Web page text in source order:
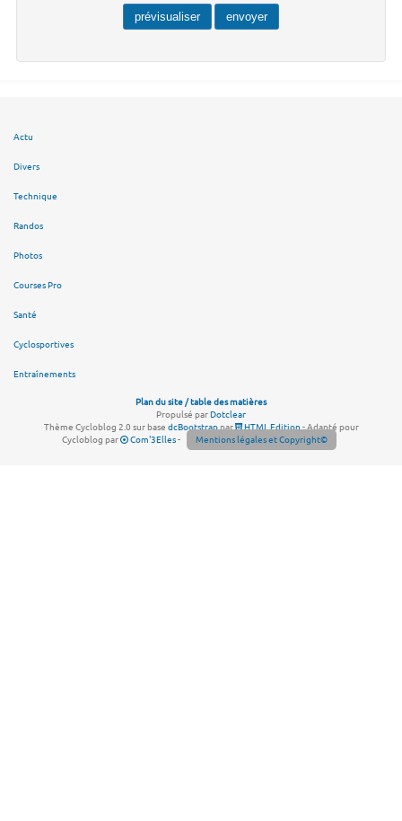
Actu
Divers
Technique
Randos
Photos
Courses Pro
Santé
Cyclosportives
Entraînements
Plan du site / table des matières
Propulsé parDotclear
Thème Cycloblog 2.0 sur base dcBootstrappar HTML Edition- Adapté pour
Cycloblog par
Com'3Elles- Mentions légales et Copyright©